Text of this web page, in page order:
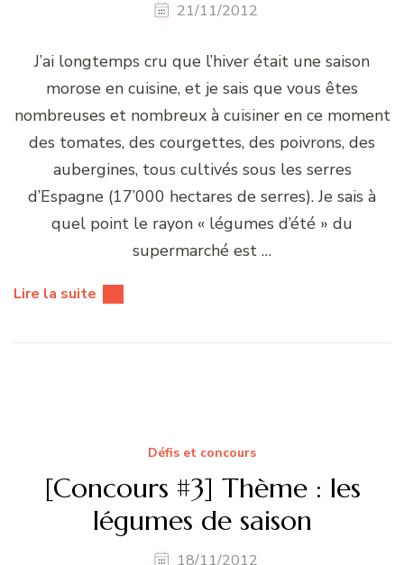
21/11/2012
J’ai longtemps cru que l’hiver était une saison
morose en cuisine, et je sais que vous êtes
nombreuses et nombreux à cuisiner en ce moment
des tomates, des courgettes, des poivrons, des
aubergines, tous cultivés sous les serres
d’Espagne (17’000 hectares de serres). Je sais à
quel point le rayon « légumes d’été » du
supermarché est …
Lire la suite
Défis et concours
[Concours #3] Thème : les
légumes de saison
18/11/2012